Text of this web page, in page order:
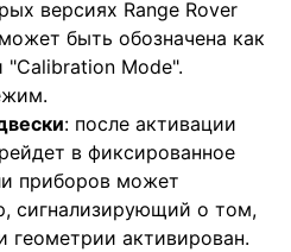
версиях Range Rover
быть обозначена как
"Calibration Mode".
: после активации
в фиксированное
приборов может
сигнализирующий о том,
геометрии активирован.